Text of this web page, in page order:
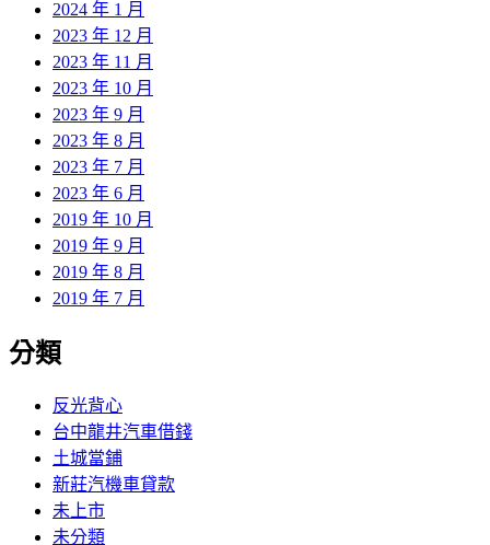
2024 年 1 月
2023 年 12 月
2023 年 11 月
2023 年 10 月
2023 年 9 月
2023 年 8 月
2023 年 7 月
2023 年 6 月
2019 年 10 月
2019 年 9 月
2019 年 8 月
2019 年 7 月
分類
反光背心
台中龍井汽車借錢
土城當鋪
新莊汽機車貸款
未上市
未分類